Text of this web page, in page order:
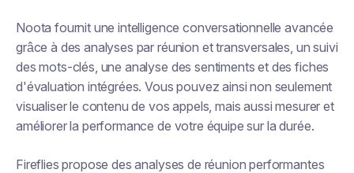
Noota fournit une intelligence conversationnelle avancée
grâce à des analyses par réunion et transversales, un suivi
des mots-clés, une analyse des sentiments et des fiches
d'évaluation intégrées. Vous pouvez ainsi non seulement
visualiser le contenu de vos appels, mais aussi mesurer et
améliorer la performance de votre équipe sur la durée.
Fireflies propose des analyses de réunion performantes